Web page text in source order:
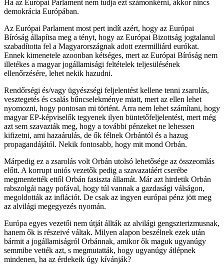
Ha az Európai Parlament nem tudja ezt számonkérni, akkor nincs
demokrácia Európában.
Az Európai Parlament most pert indít azért, hogy az Európai
Bíróság állapítsa meg a tényt, hogy az Európai Bizottság jogtalanul
szabadította fel a Magyarországnak adott ezermilliárd eurókat.
Ennek kimenetele azoonban kétséges, mert az Európai Bíróság nem
illetékes a magyar jogállamisági feltételek teljesülésének
ellenőrzésére, lehet nekik hazudni.
Rendőrségi és/vagy ügyészségi feljelentést kellene tenni zsarolás,
vesztegetés és csalás bűncselekménye miatt, mert az ellen lehet
nyomozni, hogy pontosan mi történt. Arra nem lehet számítani, hogy
magyar EP-képviselők tegyenek ilyen büntetőfeljelentést, mert még
azt sem szavazták meg, hogy a további pénzeket ne lehessen
kifizetni, ami hazaárulás, de ők félnek Orbántól és a hazug
propagandájától. Nekik fontosabb, hogy mit mond Orbán.
Márpedig ez a zsarolás volt Orbán utolsó lehetősége az összeomlás
előtt. A korrupt uniós vezetők pedig a szavazatáért cserébe
megmentették ettől Orbán fasiszta államát. Már azt hirdetik Orbán
rabszolgái nagy pofával, hogy túl vannak a gazdasági válságon,
megoldották az inflációt. De csak az ingyen európai pénz jött meg
az alvilági megegyezés nyomán.
Európa egyes vezetői nem útját állták az alvilági gengszterizmusnak,
hanem ők is részeivé váltak. Milyen alapon beszélnek ezek után
bármit a jogállamiságról Orbánnak, amikor ők maguk ugyanúgy
semmibe vették azt, s megmutatták, hogy ugyanúgy átlépnek
mindenen, ha az érdekeik úgy kívánják?